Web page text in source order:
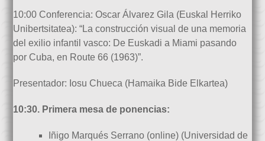
10:00 Conferencia: Oscar Álvarez Gila (Euskal Herriko
Unibertsitatea):“La construcción visual de una memoria
del exilio infantil vasco: De Euskadi a Miami pasando
por Cuba, en Route 66 (1963)”.
Presentador: Iosu Chueca (Hamaika Bide Elkartea)
10:30. Primera mesa de ponencias:
Iñigo Marqués Serrano (online) (Universidad de